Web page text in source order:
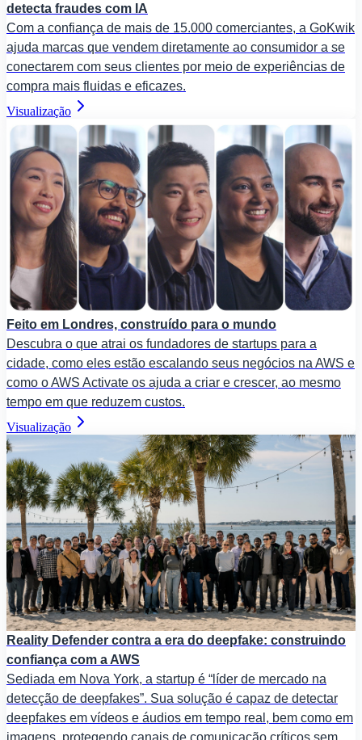
detecta fraudes com IA
Com a confiança de mais de 15.000 comerciantes, a GoKwik
ajuda marcas que vendem diretamente ao consumidor a se
conectarem com seus clientes por meio de experiências de
compra mais fluidas e eficazes.
Visualização
Feito em Londres, construído para o mundo
Descubra o que atrai os fundadores de startups para a
cidade, como eles estão escalando seus negócios na AWS e
como o AWS Activate os ajuda a criar e crescer, ao mesmo
tempo em que reduzem custos.
Visualização
Reality Defender contra a era do deepfake: construindo
confiança com a AWS
Sediada em Nova York, a startup é “líder de mercado na
detecção de deepfakes”. Sua solução é capaz de detectar
deepfakes em vídeos e áudios em tempo real, bem como em
imagens, protegendo canais de comunicação críticos sem